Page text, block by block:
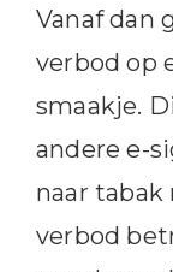
Vanaf dan
verbod op
smaakje.
andere e-
naar tabak
verbod